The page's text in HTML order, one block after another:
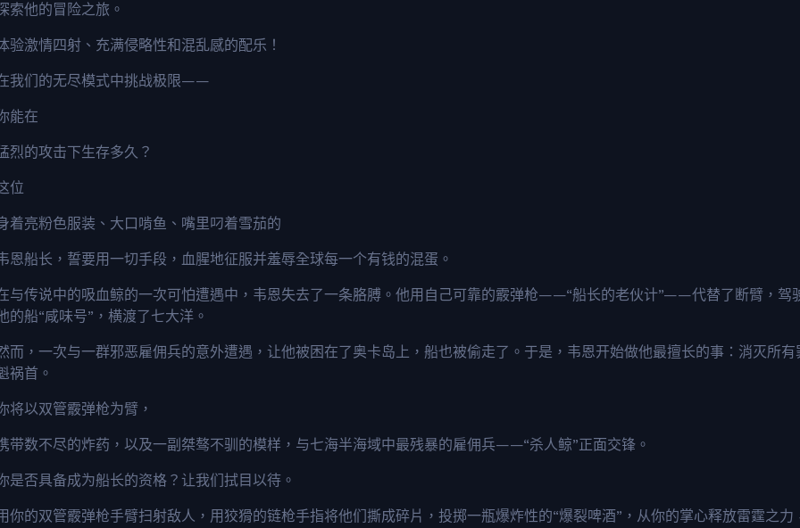
索他的冒险之旅。
验激情四射、充满侵略性和混乱感的配乐！
我们的无尽模式中挑战极限——
能在
烈的攻击下生存多久？
位
着亮粉色服装、大口啃鱼、嘴里叼着雪茄的
恩船长，誓要用一切手段，血腥地征服并羞辱全球每一个有钱的混蛋。
与传说中的吸血鲸的一次可怕遭遇中，韦恩失去了一条胳膊。他用自己可靠的霰弹枪——“船长的老伙计”——代替了断臂，驾
的船“咸味号”，横渡了七大洋。
而，一次与一群邪恶雇佣兵的意外遭遇，让他被困在了奥卡岛上，船也被偷走了。于是，韦恩开始做他最擅长的事：消灭所有
祸首。
将以双管霰弹枪为臂，
带数不尽的炸药，以及一副桀骜不驯的模样，与七海半海域中最残暴的雇佣兵——“杀人鲸”正面交锋。
是否具备成为船长的资格？让我们拭目以待。
你的双管霰弹枪手臂扫射敌人，用狡猾的链枪手指将他们撕成碎片，投掷一瓶爆炸性的“爆裂啤酒”，从你的掌心释放雷霆之力